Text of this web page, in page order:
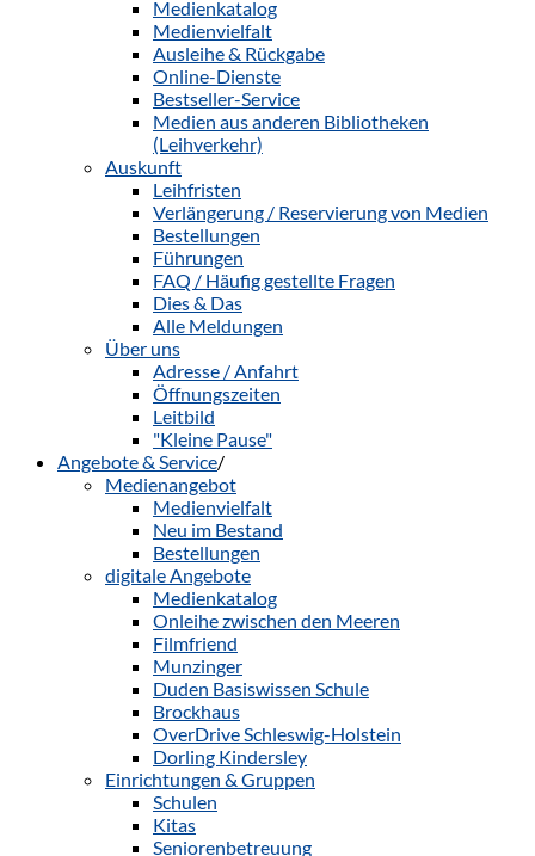
Medienkatalog
Medienvielfalt
Ausleihe & Rückgabe
Online-Dienste
Bestseller-Service
Medien aus anderen Bibliotheken
(Leihverkehr)
Auskunft
Leihfristen
Verlängerung / Reservierung von Medien
Bestellungen
Führungen
FAQ / Häufig gestellte Fragen
Dies & Das
Alle Meldungen
Über uns
Adresse / Anfahrt
Öffnungszeiten
Leitbild
"Kleine Pause"
Angebote & Service/
Medienangebot
Medienvielfalt
Neu im Bestand
Bestellungen
digitale Angebote
Medienkatalog
Onleihe zwischen den Meeren
Filmfriend
Munzinger
Duden Basiswissen Schule
Brockhaus
OverDrive Schleswig-Holstein
Dorling Kindersley
Einrichtungen & Gruppen
Schulen
Kitas
Seniorenbetreuung